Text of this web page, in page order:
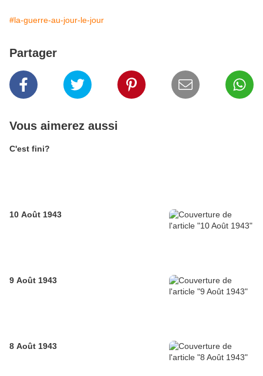
#la-guerre-au-jour-le-jour
Partager
Vous aimerez aussi
C'est fini?
10 Août 1943
9 Août 1943
8 Août 1943